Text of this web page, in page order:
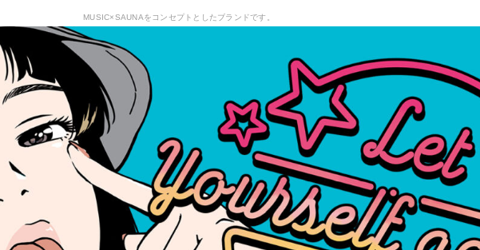
MUSIC×SAUNAをコンセプトとしたブランドです。